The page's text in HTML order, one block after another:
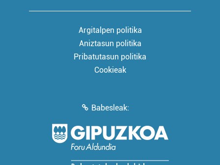
Argitalpen politika
Aniztasun politika
Pribatutasun politika
Cookieak
Babesleak: